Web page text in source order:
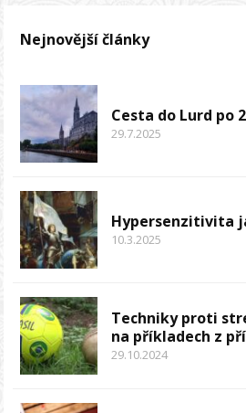
Nejnovější články
Cesta do Lurd po
29.7.2025
Hypersenzitivita
10.3.2025
Techniky proti
na příkladech z
29.10.2024